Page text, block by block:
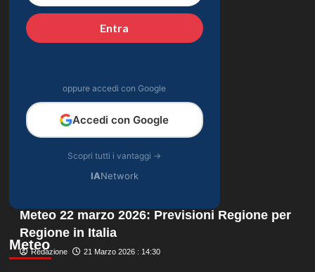
Entra
oppure accedi con Google
Accedi con Google
Scopri tutti i vantaggi →
IANetwork
Meteo
Meteo 22 marzo 2026: Previsioni Regione per
Regione in Italia
Redazione 21 Marzo 2026 : 14:30